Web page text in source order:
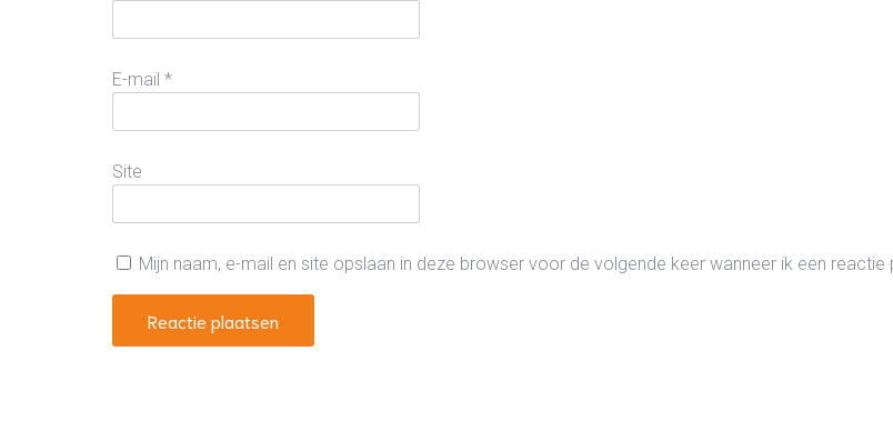
E-mail *
Site
Mijn naam, e-mail en site opslaan in deze browser voor de volgende keer wanneer ik een reactie